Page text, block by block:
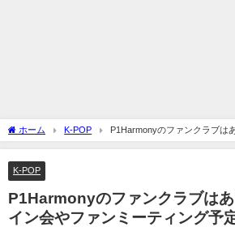
ホーム K-POP
P1Harmonyのファンクラブは
ァンミーティング予定は？
K-POP
P1Harmonyのファンクラブは
イン会やファンミーティング予